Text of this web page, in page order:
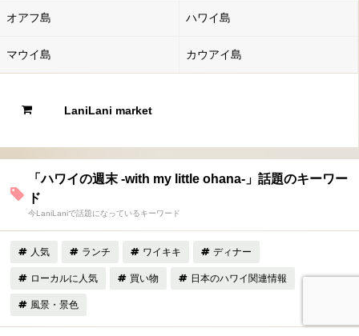
オアフ島 ハワイ島
マウイ島 カウアイ島
LaniLani market
「ハワイの週末 -with my little ohana-」話題のキーワー
ド
今LaniLaniで話題になっているキーワード
人気 ランチ ワイキキ ディナー
ローカルに人気 買い物 日本のハワイ関連情報
風景・景色